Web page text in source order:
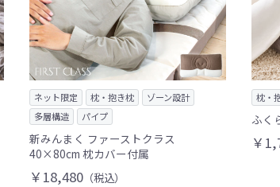
ネット限定 枕・抱き枕
ゾーン設計
多層構造
パイプ
新みんまく ファーストクラス
40×80cm 枕カバー付属
￥18,480（税込）
枕・
ふく
￥